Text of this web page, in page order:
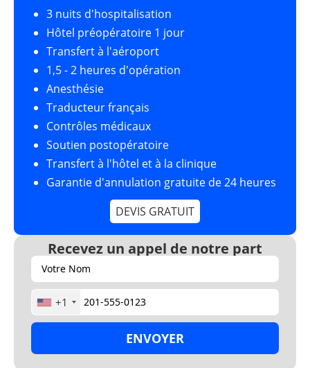
3 nuits d'hospitalisation
Hôtel préopératoire 1 jour
Transfert à l'aéroport
1,5 - 2 heures d'opération
Anesthésie
Traducteur français
Contrôles médicaux
Soutien postopératoire
Transfert à l'hôtel et à la clinique
Garantie d'annulation gratuite de 24 heures
DEVIS GRATUIT
Recevez un appel de notre part
+1